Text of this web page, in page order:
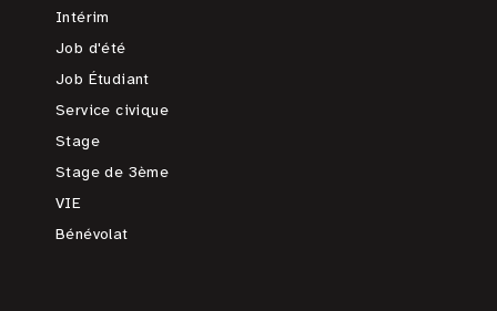
Intérim
Job d'été
Job Étudiant
Service civique
Stage
Stage de 3ème
VIE
Bénévolat